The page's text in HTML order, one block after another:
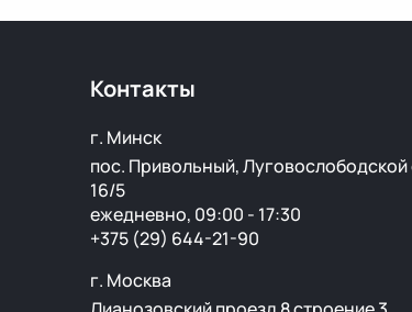
Контакты
г. Минск
пос. Привольный, Луговослободской
16/5
ежедневно, 09:00 - 17:30
+375 (29) 644-21-90
г. Москва